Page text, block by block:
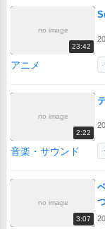
no image
23:42
アニメ
no image
2:22
音楽・サウンド
no image
3:07